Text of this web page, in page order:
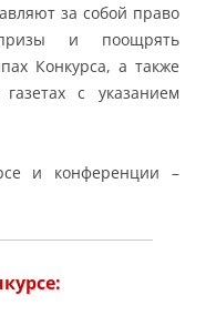
за собой право
призы и поощрять
Конкурса, а также
с указанием
и конференции –